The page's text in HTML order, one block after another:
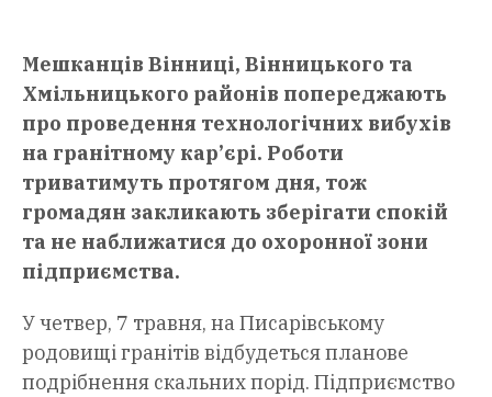
Мешканців Вінниці, Вінницького та
Хмільницького районів попереджають
про проведення технологічних вибухів
на гранітному кар’єрі. Роботи
триватимуть протягом дня, тож
громадян закликають зберігати спокій
та не наближатися до охоронної зони
підприємства.
У четвер, 7 травня, на Писарівському
родовищі гранітів відбудеться планове
подрібнення скальних порід. Підприємство